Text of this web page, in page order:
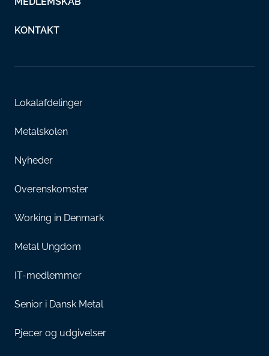
KONTAKT
Lokalafdelinger
Metalskolen
Nyheder
Overenskomster
Working in Denmark
Metal Ungdom
IT-medlemmer
Senior i Dansk Metal
Pjecer og udgivelser